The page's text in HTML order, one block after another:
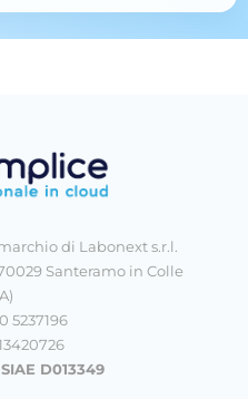
di Labonext s.r.l.
Santeramo in Colle
5237196
D013349